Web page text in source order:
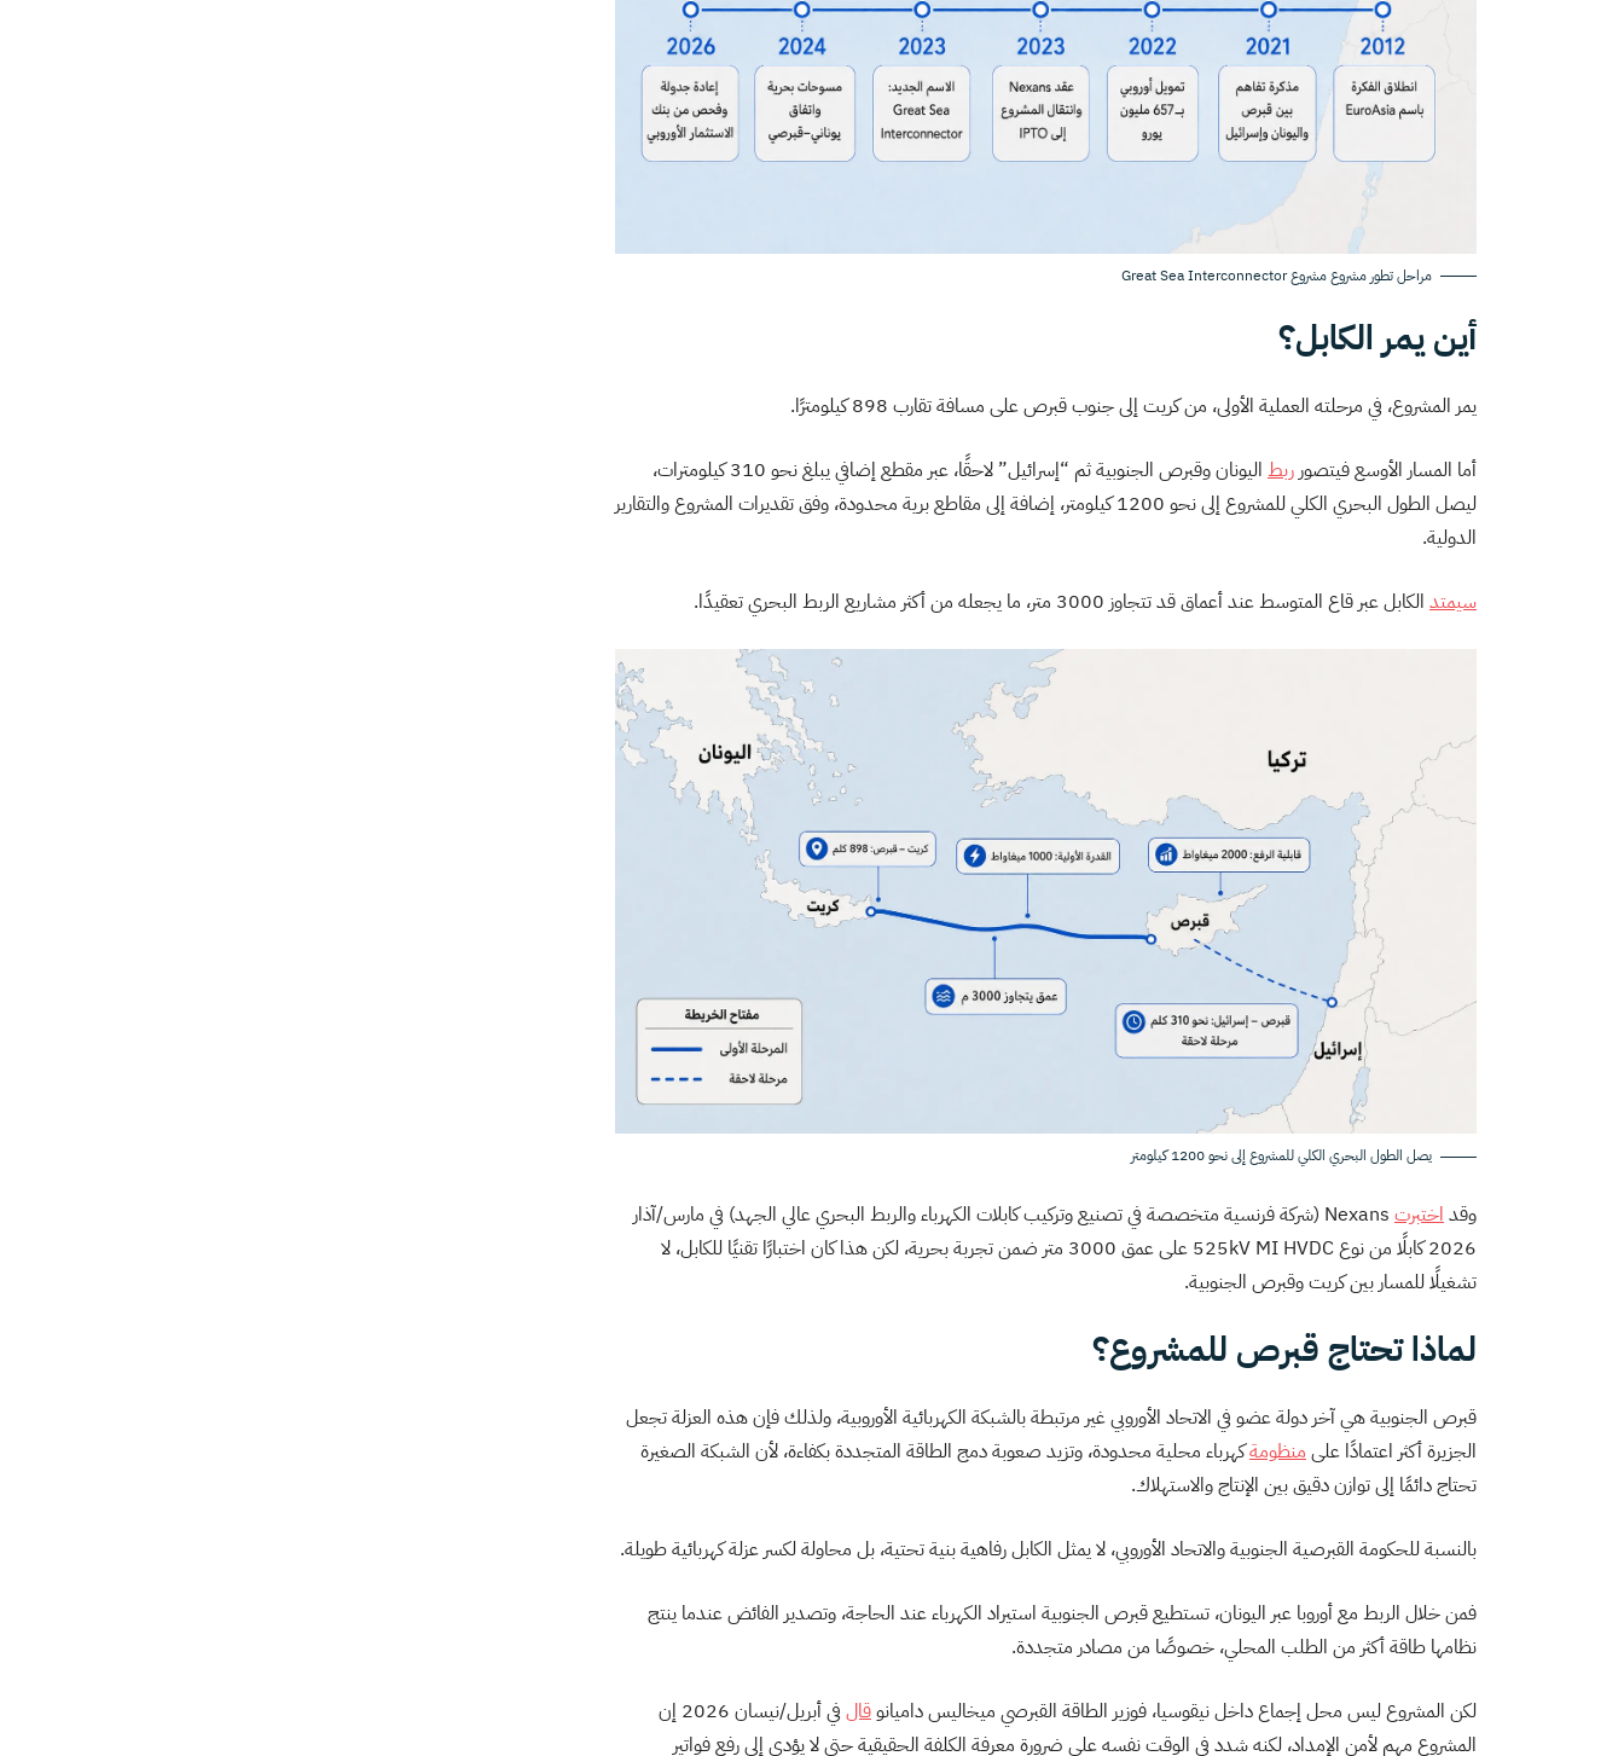
مراحل تطور مشروع مشروع Great Sea Interconnector
أين يمر الكابل؟
يمر المشروع، في مرحلته العملية الأولى، من كريت إلى جنوب قبرص على مسافة تقارب 898 كيلومترًا.
أما المسار الأوسع فيتصور ربط
اليونان وقبرص الجنوبية ثم “إسرائيل” لاحقًا، عبر مقطع إضافي يبلغ نحو 310 كيلومترات،
ليصل الطول البحري الكلي للمشروع إلى نحو 1200 كيلومتر، إضافة إلى مقاطع برية محدودة، وفق تقديرات المشروع والتقارير
الدولية.
سيمتد الكابل عبر قاع المتوسط عند أعماق قد تتجاوز 3000 متر، ما يجعله من أكثر مشاريع الربط البحري تعقيدًا.
يصل الطول البحري الكلي للمشروع إلى نحو 1200 كيلومتر
وقداختبرت
Nexans (شركة فرنسية متخصصة في تصنيع وتركيب كابلات الكهرباء والربط البحري عالي الجهد) في مارس/آذار
2026 كابلًا من نوع 525kV MI HVDC على عمق 3000 متر ضمن تجربة بحرية، لكن هذا كان اختبارًا تقنيًا للكابل، لا
تشغيلًا للمسار بين كريت وقبرص الجنوبية.
لماذا تحتاج قبرص للمشروع؟
قبرص الجنوبية هي آخر دولة عضو في الاتحاد الأوروبي غير مرتبطة بالشبكة الكهربائية الأوروبية، ولذلك فإن هذه العزلة تجعل
الجزيرة أكثر اعتمادًا علىمنظومةكهرباء محلية محدودة، وتزيد صعوبة دمج الطاقة المتجددة بكفاءة، لأن الشبكة الصغيرة
تحتاج دائمًا إلى توازن دقيق بين الإنتاج والاستهلاك.
بالنسبة للحكومة القبرصية الجنوبية والاتحاد الأوروبي، لا يمثل الكابل رفاهية بنية تحتية، بل محاولة لكسر عزلة كهربائية طويلة.
فمن خلال الربط مع أوروبا عبر اليونان، تستطيع قبرص الجنوبية استيراد الكهرباء عند الحاجة، وتصدير الفائض عندما ينتج
نظامها طاقة أكثر من الطلب المحلي، خصوصًا من مصادر متجددة.
لكن المشروع ليس محل إجماع داخل نيقوسيا، فوزير الطاقة القبرصي ميخاليس داميانوقال
في أبريل/نيسان 2026 إن
المشروع مهم لأمن الإمداد، لكنه شدد في الوقت نفسه على ضرورة معرفة الكلفة الحقيقية حتى لا يؤدي إلى رفع فواتير